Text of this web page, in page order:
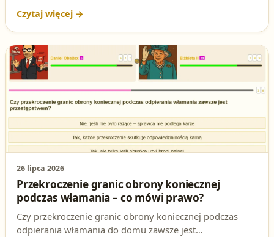
noszenie broni po spożyciu alkoholu.
26 lipca 2026
Przekroczenie granic obrony koniecznej
podczas włamania – co mówi prawo?
Czy przekroczenie granic obrony koniecznej podczas
odpierania włamania do domu zawsze jest